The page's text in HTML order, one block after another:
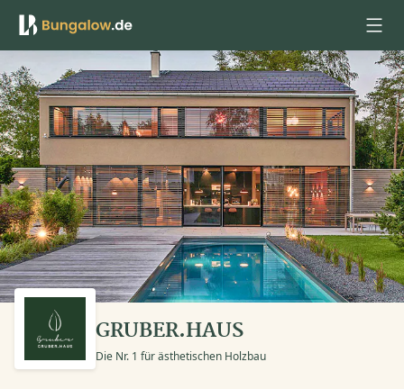
Anmelden
GRUBER.HAUS
Die Nr. 1 für ästhetischen Holzbau